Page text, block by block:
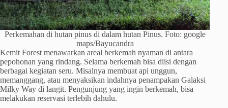
Perkemahan di hutan pinus di dalam hutan Pinus. Foto: google
maps/Bayucandra
Kemit Forest menawarkan areal berkemah nyaman di antara
pepohonan yang rindang. Selama berkemah bisa diisi dengan
berbagai kegiatan seru. Misalnya membuat api unggun,
memanggang, atau menyaksikan indahnya penampakan Galaksi
Milky Way di langit. Pengunjung yang ingin berkemah, bisa
melakukan reservasi terlebih dahulu.